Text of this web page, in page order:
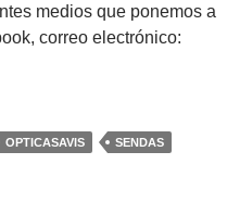
medios que ponemos a
correo electrónico:
OPTICASAVIS
SENDAS